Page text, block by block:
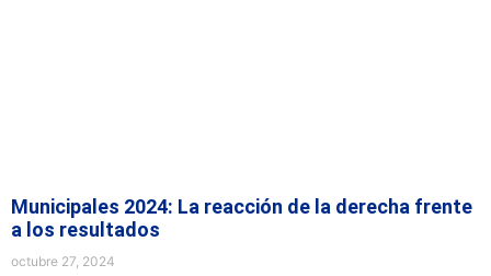
Municipales 2024: La reacción de la derecha frente
a los resultados
octubre 27, 2024